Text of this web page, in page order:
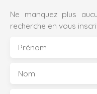
Ne manquez plus
recherche en vous
Prénom
Nom